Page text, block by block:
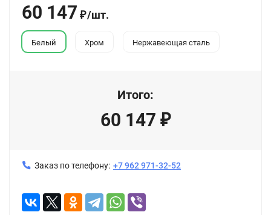
60 147 ₽/шт.
Белый Хром Нержавеющая сталь
Итого:
60 147 ₽
Заказ по телефону: +7 962 971-32-52